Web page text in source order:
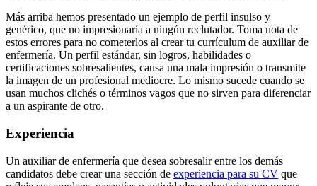
Más arriba hemos presentado un ejemplo de perfil insulso y
genérico, que no impresionaría a ningún reclutador. Toma nota de
estos errores para no cometerlos al crear tu currículum de auxiliar de
enfermería. Un perfil estándar, sin logros, habilidades o
certificaciones sobresalientes, causa una mala impresión o transmite
la imagen de un profesional mediocre. Lo mismo sucede cuando se
usan muchos clichés o términos vagos que no sirven para diferenciar
a un aspirante de otro.
Experiencia
Un auxiliar de enfermería que desea sobresalir entre los demás
candidatos debe crear una sección de experiencia para su CV que